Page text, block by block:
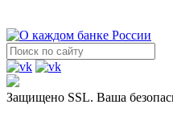
Защищено SSL. Ваша